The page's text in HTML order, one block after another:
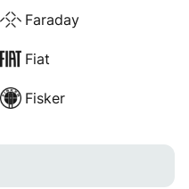
Faraday
Fiat
Fisker